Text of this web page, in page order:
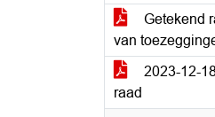
Getekend
van
2023-12-
raad